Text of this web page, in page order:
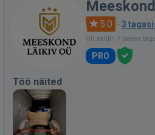
5.0 · 3
Oli saidil: 7 päeva
PRO
Töö näited